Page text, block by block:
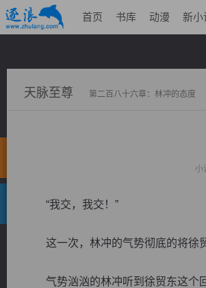
首页 书库 动漫 新小
天脉至尊 第二百八十六章：林冲的态度
小
“我交，我交！”
这一次，林冲的气势彻底的将徐
气势汹汹的林冲听到徐贸东这个回